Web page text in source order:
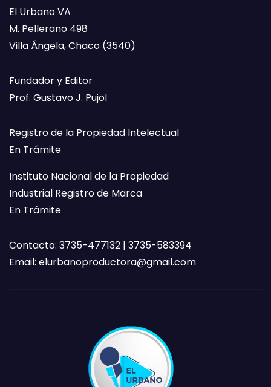
El Urbano VA
M. Pellerano 498
Villa Ángela, Chaco (3540)
Fundador y Editor
Prof. Gustavo J. Pujol
Registro de la Propiedad Intelectual
En Trámite
Instituto Nacional de la Propiedad
Industrial Registro de Marca
En Trámite
Contacto: 3735-477132 | 3735-583394
Email: elurbanoproductora@gmail.com